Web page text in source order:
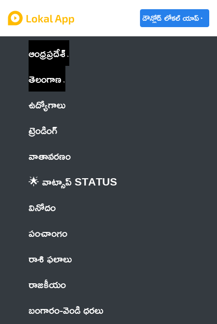
డౌన్లోడ్ లోకల్ యాప్
ఆంధ్రప్రదేశ్
తెలంగాణ
ఉద్యోగాలు
ట్రెండింగ్
వాతావరణం
🌟 వాట్సాప్ STATUS
వినోదం
పంచాంగం
రాశి ఫలాలు
రాజకీయం
బంగారం-వెండి ధరలు